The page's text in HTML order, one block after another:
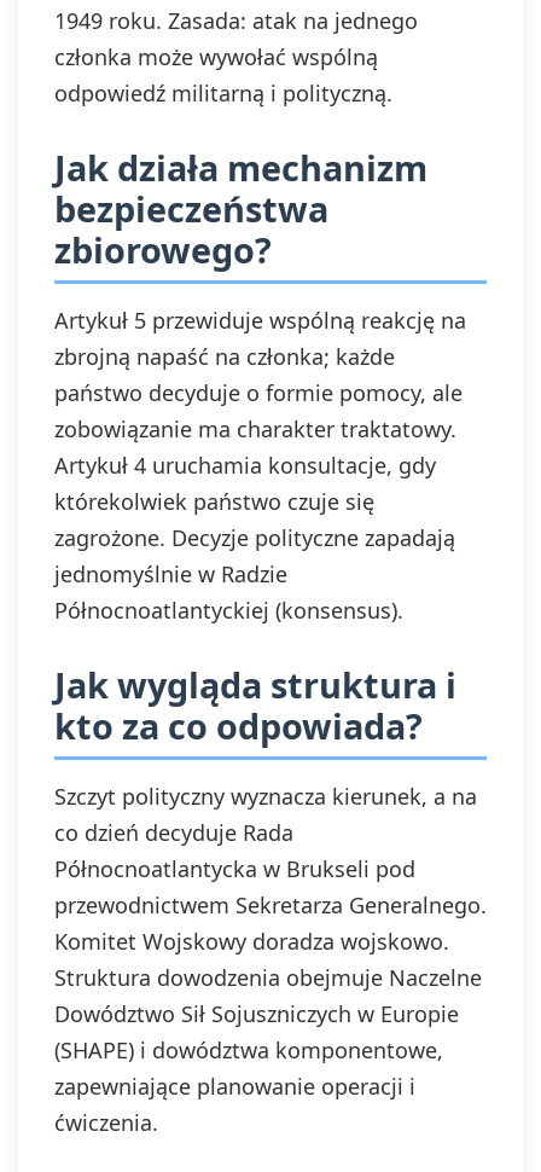
1949 roku. Zasada: atak na jednego
członka może wywołać wspólną
odpowiedź militarną i polityczną.
Jak działa mechanizm
bezpieczeństwa
zbiorowego?
Artykuł 5 przewiduje wspólną reakcję na
zbrojną napaść na członka; każde
państwo decyduje o formie pomocy, ale
zobowiązanie ma charakter traktatowy.
Artykuł 4 uruchamia konsultacje, gdy
którekolwiek państwo czuje się
zagrożone. Decyzje polityczne zapadają
jednomyślnie w Radzie
Północnoatlantyckiej (konsensus).
Jak wygląda struktura i
kto za co odpowiada?
Szczyt polityczny wyznacza kierunek, a na
co dzień decyduje Rada
Północnoatlantycka w Brukseli pod
przewodnictwem Sekretarza Generalnego.
Komitet Wojskowy doradza wojskowo.
Struktura dowodzenia obejmuje Naczelne
Dowództwo Sił Sojuszniczych w Europie
(SHAPE) i dowództwa komponentowe,
zapewniające planowanie operacji i
ćwiczenia.